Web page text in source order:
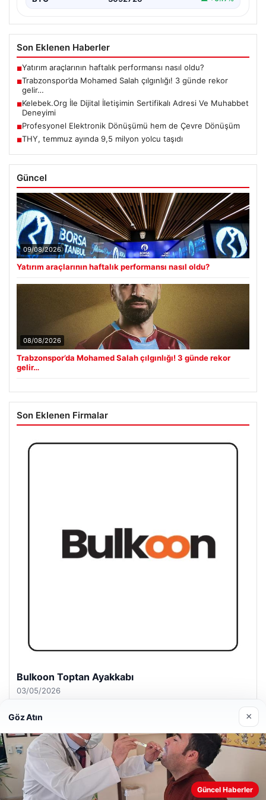
Son Eklenen Haberler
■Yatırım araçlarının haftalık performansı nasıl oldu?
■Trabzonspor’da Mohamed Salah çılgınlığı! 3 günde rekor
gelir…
■Kelebek.Org İle Dijital İletişimin Sertifikalı Adresi Ve Muhabbet
Deneyimi
■Profesyonel Elektronik Dönüşümü hem de Çevre Dönüşüm
■THY, temmuz ayında 9,5 milyon yolcu taşıdı
Güncel
09/08/2026
Yatırım araçlarının haftalık performansı nasıl oldu?
08/08/2026
Trabzonspor’da Mohamed Salah çılgınlığı! 3 günde rekor
gelir…
Son Eklenen Firmalar
Magusa Night Club
01/05/2026
© 2026 Beslenme – Güncel Sağlık Haberleri
Web sitemizi nasıl kullandığınızı daha iyi anlayabilmek,
Göz Atın ×
Güncel Haberler